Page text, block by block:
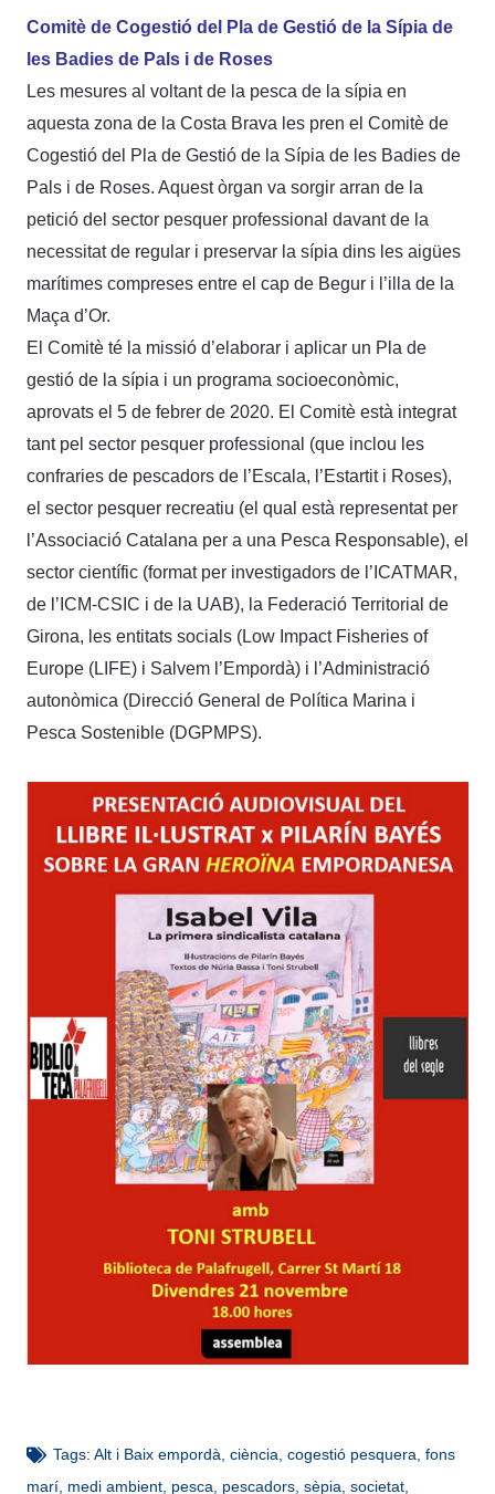
Comitè de Cogestió del Pla de Gestió de la Sípia de
les Badies de Pals i de Roses
Les mesures al voltant de la pesca de la sípia en
aquesta zona de la Costa Brava les pren el Comitè de
Cogestió del Pla de Gestió de la Sípia de les Badies de
Pals i de Roses. Aquest òrgan va sorgir arran de la
petició del sector pesquer professional davant de la
necessitat de regular i preservar la sípia dins les aigües
marítimes compreses entre el cap de Begur i l’illa de la
Maça d’Or.
El Comitè té la missió d’elaborar i aplicar un Pla de
gestió de la sípia i un programa socioeconòmic,
aprovats el 5 de febrer de 2020. El Comitè està integrat
tant pel sector pesquer professional (que inclou les
confraries de pescadors de l’Escala, l’Estartit i Roses),
el sector pesquer recreatiu (el qual està representat per
l’Associació Catalana per a una Pesca Responsable), el
sector científic (format per investigadors de l’ICATMAR,
de l’ICM-CSIC i de la UAB), la Federació Territorial de
Girona, les entitats socials (Low Impact Fisheries of
Europe (LIFE) i Salvem l’Empordà) i l’Administració
autonòmica (Direcció General de Política Marina i
Pesca Sostenible (DGPMPS).
Tags: Alt i Baix empordà ciència cogestió pesquera fons
marí medi ambient pesca pescadors sèpia societat